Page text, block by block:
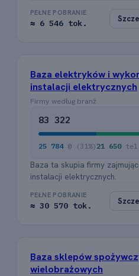
PEŁNE POBRANIE
≈ 6 546 tok.
Baza elektryków i
instalacji elektrycznych
Firmy według branż
83 322
25 784 @ (31%) 21 650
Baza ta skupia firmy
instalacji elektrycznych.
PEŁNE POBRANIE
≈ 30 570 tok.
Baza sklepów
wielobrażowych